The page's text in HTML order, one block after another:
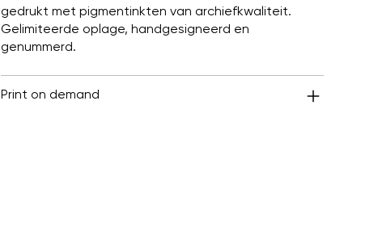
gedrukt met pigmentinkten van archiefkwaliteit.
Gelimiteerde oplage, handgesigneerd en
genummerd.
Print on demand